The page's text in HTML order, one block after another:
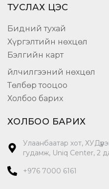
ТУСЛАХ ЦЭС
Бидний тухай
Хүргэлтийн нөхцөл
Бэлгийн карт
Үйлчилгээний нөхцөл
Төлбөр тооцоо
Холбоо барих
ХОЛБОО БАРИХ
Улаанбаатар хот,
гудамж, Uniq Center, 2
+976 7000 6161